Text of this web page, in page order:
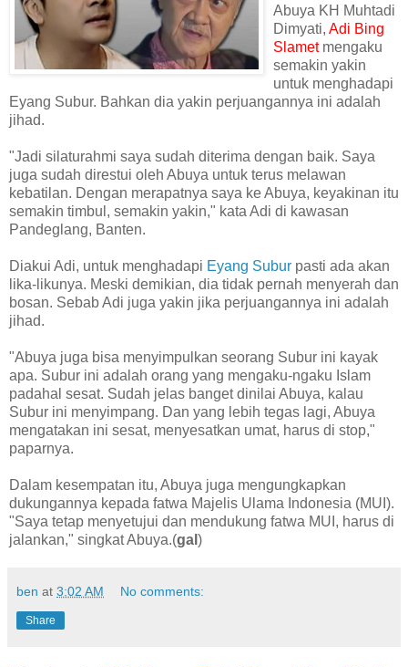
Abuya KH Muhtadi
Dimyati, Adi Bing
Slametmengaku
semakin yakin
untuk menghadapi
Eyang Subur. Bahkan dia yakin perjuangannya ini adalah
jihad.
"Jadi silaturahmi saya sudah diterima dengan baik. Saya
juga sudah direstui oleh Abuya untuk terus melawan
kebatilan. Dengan merapatnya saya ke Abuya, keyakinan itu
semakin timbul, semakin yakin," kata Adi di kawasan
Pandeglang, Banten.
Diakui Adi, untuk menghadapi Eyang Subur pasti ada akan
lika-likunya. Meski demikian, dia tidak pernah menyerah dan
bosan. Sebab Adi juga yakin jika perjuangannya ini adalah
jihad.
"Abuya juga bisa menyimpulkan seorang Subur ini kayak
apa. Subur ini adalah orang yang mengaku-ngaku Islam
padahal sesat. Sudah jelas banget dinilai Abuya, kalau
Subur ini menyimpang. Dan yang lebih tegas lagi, Abuya
mengatakan ini sesat, menyesatkan umat, harus di stop,"
paparnya.
Dalam kesempatan itu, Abuya juga mengungkapkan
dukungannya kepada fatwa Majelis Ulama Indonesia (MUI).
"Saya tetap menyetujui dan mendukung fatwa MUI, harus di
jalankan," singkat Abuya.(gal )
ben at 3:02 AM No comments:
Share